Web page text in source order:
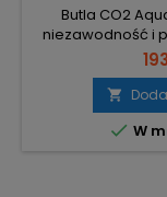
Butla CO2
niezawodność i
akwarysty.
do 190 BAR,
dla roślin i ryb.
europejskie

 W